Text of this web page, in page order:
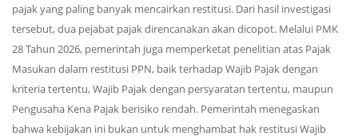
pajak yang paling banyak mencairkan restitusi. Dari hasil investigasi
tersebut, dua pejabat pajak direncanakan akan dicopot. Melalui PMK
28 Tahun 2026, pemerintah juga memperketat penelitian atas Pajak
Masukan dalam restitusi PPN, baik terhadap Wajib Pajak dengan
kriteria tertentu, Wajib Pajak dengan persyaratan tertentu, maupun
Pengusaha Kena Pajak berisiko rendah. Pemerintah menegaskan
bahwa kebijakan ini bukan untuk menghambat hak restitusi Wajib